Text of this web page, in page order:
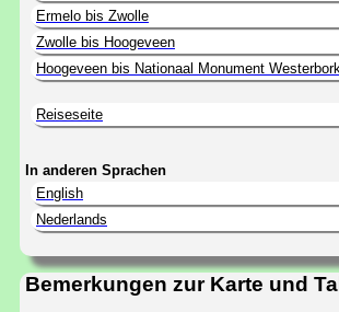
Ermelo bis Zwolle
Zwolle bis Hoogeveen
Hoogeveen bis Nationaal Monument Westerbork
Reiseseite
In anderen Sprachen
English
Nederlands
Bemerkungen zur Karte und